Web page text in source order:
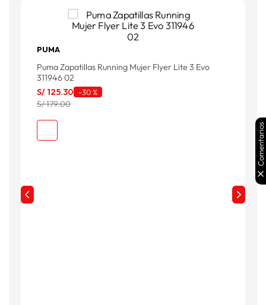
PUMA
Puma Zapatillas Running Mujer Flyer Lite 3 Evo
311946 02
S/ 125.30 -30 %
S/ 179.00
Comentarios